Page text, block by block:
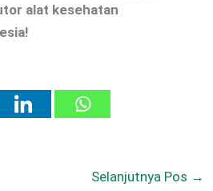
alat kesehatan
Selanjutnya Pos →